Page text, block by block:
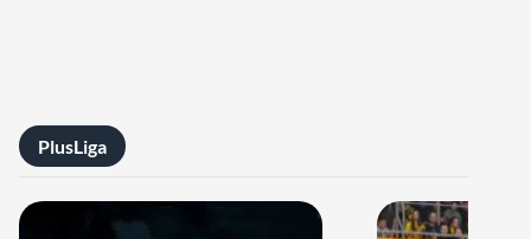
PlusLiga